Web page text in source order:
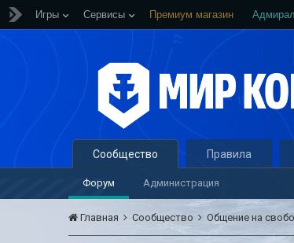
Игры Сервисы Премиум магазин
Сообщество
Форум Администрация
Правила
Главная Сообщество Общение на